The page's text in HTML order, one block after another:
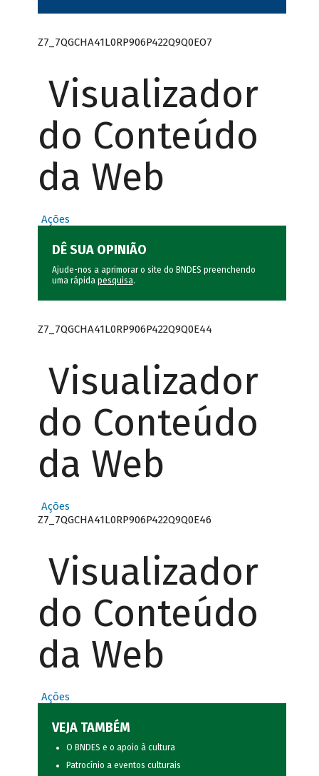
Z7_7QGCHA41L0RP906P422Q9Q0EO7
Visualizador
do Conteúdo
da Web
Ações
DÊ SUA OPINIÃO
Ajude-nos a aprimorar o site do BNDES preenchendo
uma rápida pesquisa.
Z7_7QGCHA41L0RP906P422Q9Q0E44
Visualizador
do Conteúdo
da Web
Ações
Z7_7QGCHA41L0RP906P422Q9Q0E46
Visualizador
do Conteúdo
da Web
Ações
VEJA TAMBÉM
O BNDES e o apoio à cultura
Patrocínio a eventos culturais